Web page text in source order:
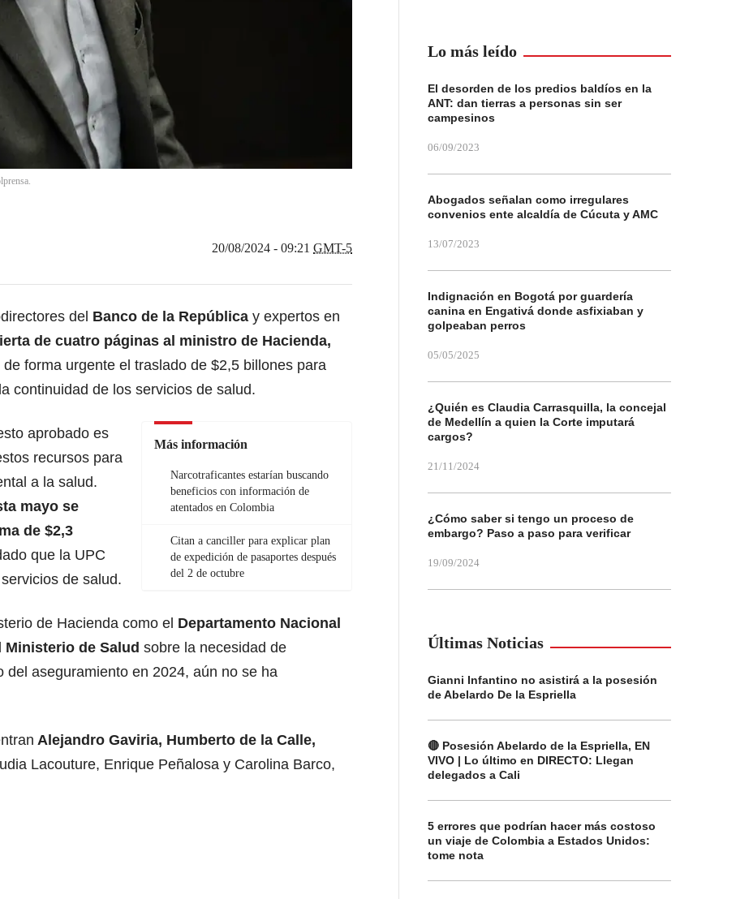
20/08/2024 - 09:21 GMT-5
del Banco de la República y expertos en
de cuatro páginas al ministro de Hacienda,
de forma urgente el traslado de $2,5 billones para
continuidad de los servicios de salud.
Más información
Narcotraficantes estarían buscando
beneficios con información de
atentados en Colombia
Citan a canciller para explicar plan
de expedición de pasaportes después
del 2 de octubre
aprobado es
recursos para
a la salud.
mayo se
de $2,3
que la UPC
de salud.
de Hacienda como el Departamento Nacional
Ministerio de Salud sobre la necesidad de
del aseguramiento en 2024, aún no se ha
Alejandro Gaviria, Humberto de la Calle,
Lacouture, Enrique Peñalosa y Carolina Barco,
Lo más leído
El desorden de los predios baldíos en la
ANT: dan tierras a personas sin ser
campesinos
06/09/2023
Abogados señalan como irregulares
convenios ente alcaldía de Cúcuta y AMC
13/07/2023
Indignación en Bogotá por guardería
canina en Engativá donde asfixiaban y
golpeaban perros
05/05/2025
¿Quién es Claudia Carrasquilla, la concejal
de Medellín a quien la Corte imputará
cargos?
21/11/2024
¿Cómo saber si tengo un proceso de
embargo? Paso a paso para verificar
19/09/2024
Últimas Noticias
Gianni Infantino no asistirá a la posesión
de Abelardo De la Espriella
🔴 Posesión Abelardo de la Espriella, EN
VIVO | Lo último en DIRECTO: Llegan
delegados a Cali
5 errores que podrían hacer más costoso
un viaje de Colombia a Estados Unidos:
tome nota